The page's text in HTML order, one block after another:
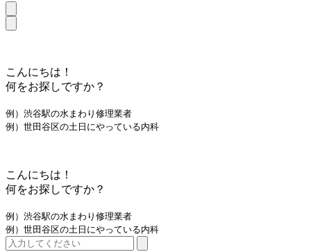
こんにちは！
何をお探しですか？
例）渋谷駅の水まわり修理業者
例）世田谷区の土日にやっている内科
こんにちは！
何をお探しですか？
例）渋谷駅の水まわり修理業者
例）世田谷区の土日にやっている内科